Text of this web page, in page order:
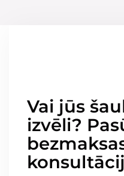
Vai jūs
izvēli?